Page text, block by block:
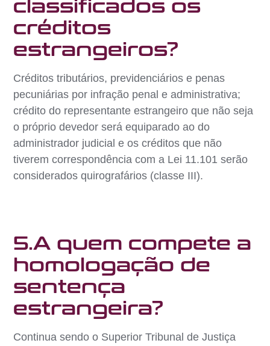
classificados os
créditos
estrangeiros?
Créditos tributários, previdenciários e penas
pecuniárias por infração penal e administrativa;
crédito do representante estrangeiro que não seja
o próprio devedor será equiparado ao do
administrador judicial e os créditos que não
tiverem correspondência com a Lei 11.101 serão
considerados quirografários (classe III).
5.A quem compete a
homologação de
sentença
estrangeira?
Continua sendo o Superior Tribunal de Justiça